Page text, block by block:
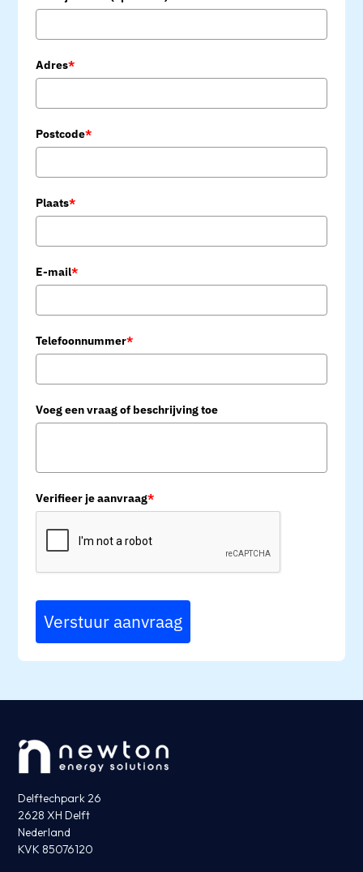
Adres*
Postcode*
Plaats*
E-mail*
Telefoonnummer*
Voeg een vraag of beschrijving toe
Verifieer je aanvraag*
Verstuur aanvraag
Delftechpark 26
2628 XH Delft
Nederland
KVK 85076120